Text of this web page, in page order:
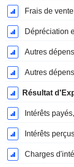
Frais de
Dépréciation
Autres
Autres
Résultat
Intérêts
Intérêts
Charges